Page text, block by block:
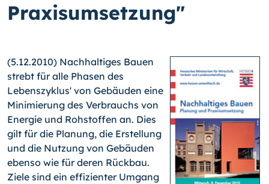
Praxisumsetzung"
(5.12.2010) Nachhaltiges Bauen
strebt für alle Phasen des
Lebenszyklus' von Gebäuden eine
Minimierung des Verbrauchs von
Energie und Rohstoffen an. Dies
gilt für die Planung, die Erstellung
und die Nutzung von Gebäuden
ebenso wie für deren Rückbau.
Ziele sind ein effizienter Umgang